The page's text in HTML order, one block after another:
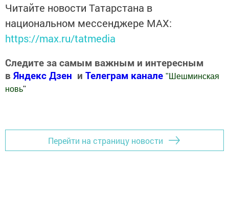
Читайте новости Татарстана в
национальном мессенджере MАХ:
https://max.ru/tatmedia
Следите за самым важным и интересным
в Яндекс Дзен и Телеграм канале " Шешминская
новь"
Перейти на страницу новости